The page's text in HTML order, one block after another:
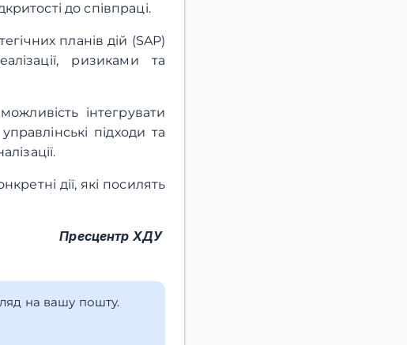
до співпраці.
планів дій (SAP)
ризиками та
інтегрувати
підходи та
дії, які посилять
Пресцентр ХДУ
на вашу пошту.